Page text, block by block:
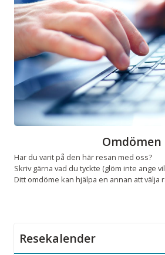
Omdömen
Har du varit på den här resan med oss?
Skriv gärna vad du tyckte (glöm inte ange
Ditt omdöme kan hjälpa en annan att välja
Resekalender